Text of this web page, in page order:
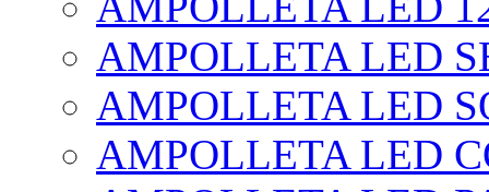
AMPOLLETA LED
AMPOLLETA LED
AMPOLLETA LED